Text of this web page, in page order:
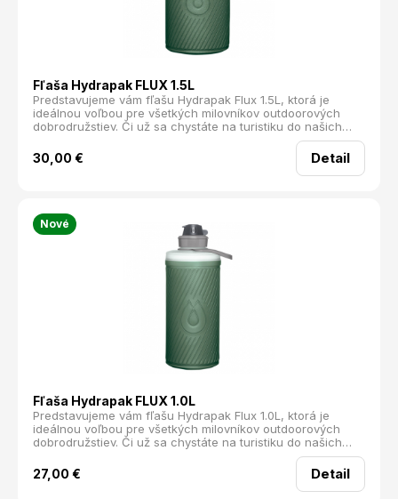
Fľaša Hydrapak FLUX 1.5L
Predstavujeme vám fľašu Hydrapak Flux 1.5L, ktorá je
ideálnou voľbou pre všetkých milovníkov outdoorových
dobrodružstiev. Či už sa chystáte na turistiku do našich
nádherných Tatier, alebo na bežný deň v meste, táto fľaša
je pripravená splniť všetky vaše potreby.
30,00 € Detail
Nové
Fľaša Hydrapak FLUX 1.0L
Predstavujeme vám fľašu Hydrapak Flux 1.0L, ktorá je
ideálnou voľbou pre všetkých milovníkov outdoorových
dobrodružstiev. Či už sa chystáte na turistiku do našich
nádherných Tatier, alebo na bežný deň v meste, táto fľaša
je pripravená splniť všetky vaše potreby.
27,00 € Detail